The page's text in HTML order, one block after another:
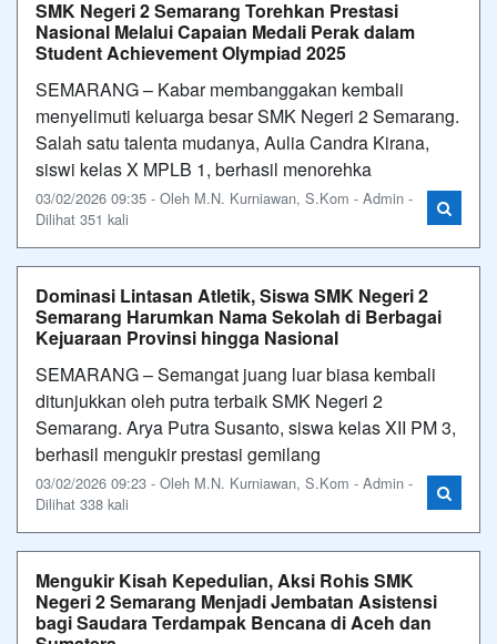
SMK Negeri 2 Semarang Torehkan Prestasi
Nasional Melalui Capaian Medali Perak dalam
Student Achievement Olympiad 2025
SEMARANG – Kabar membanggakan kembali
menyelimuti keluarga besar SMK Negeri 2 Semarang.
Salah satu talenta mudanya, Aulia Candra Kirana,
siswi kelas X MPLB 1, berhasil menorehka
03/02/2026 09:35 - Oleh M.N. Kurniawan, S.Kom - Admin -
Dilihat 351 kali
Dominasi Lintasan Atletik, Siswa SMK Negeri 2
Semarang Harumkan Nama Sekolah di Berbagai
Kejuaraan Provinsi hingga Nasional
SEMARANG – Semangat juang luar biasa kembali
ditunjukkan oleh putra terbaik SMK Negeri 2
Semarang. Arya Putra Susanto, siswa kelas XII PM 3,
berhasil mengukir prestasi gemilang
03/02/2026 09:23 - Oleh M.N. Kurniawan, S.Kom - Admin -
Dilihat 338 kali
Mengukir Kisah Kepedulian, Aksi Rohis SMK
Negeri 2 Semarang Menjadi Jembatan Asistensi
bagi Saudara Terdampak Bencana di Aceh dan